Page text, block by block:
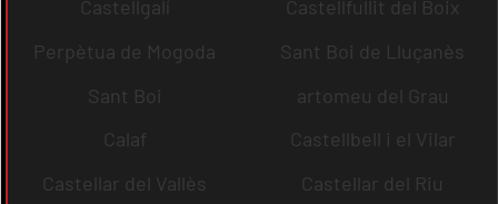
Castellgalí
Castellfullit del Boix
Perpètua de Mogoda
Sant Boi de Lluçanès
Sant Boi
artomeu del Grau
Calaf
Castellbell i el Vilar
Castellar del Vallès
Castellar del Riu